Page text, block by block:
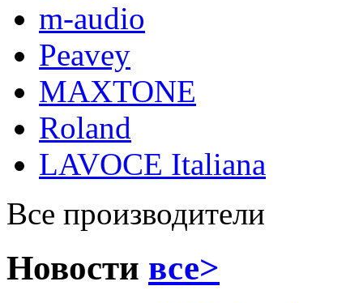
m-audio
Peavey
MAXTONE
Roland
LAVOCE Italiana
Все производители
Новости все>